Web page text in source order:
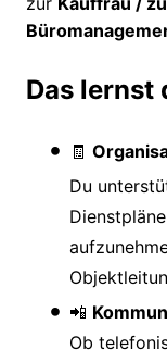
Das lernst
🧾
Du
📲
Ob